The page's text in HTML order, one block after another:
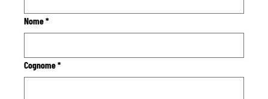
Nome*
Cognome*